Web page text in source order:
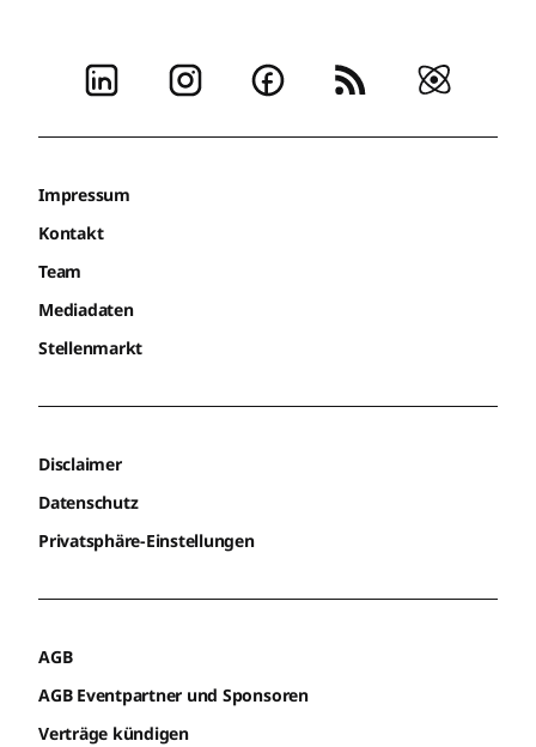
Impressum
Kontakt
Team
Mediadaten
Stellenmarkt
Disclaimer
Datenschutz
Privatsphäre-Einstellungen
AGB
AGB Eventpartner und Sponsoren
Verträge kündigen